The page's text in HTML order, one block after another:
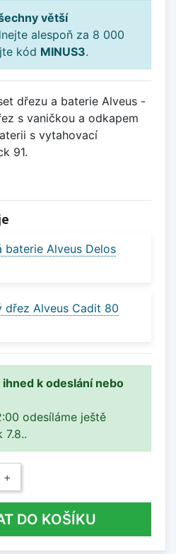
větší
alespoň za 8 000
kód MINUS3.
dřezu a baterie Alveus -
s vaničkou a odkapem
s vytahovací
91.
baterie Alveus Delos
dřez Alveus Cadit 80
ihned k odeslání nebo
odesíláme ještě
7.8..
+
DO KOŠÍKU